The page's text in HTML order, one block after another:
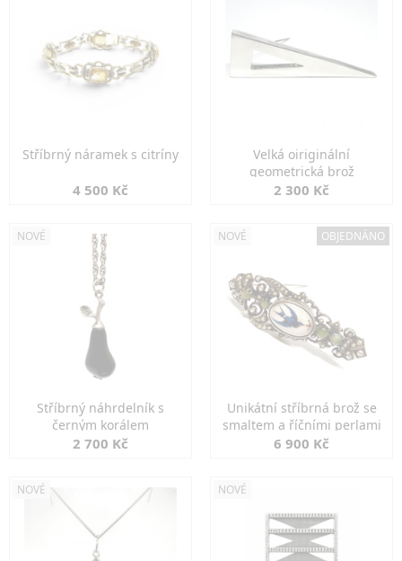
Stříbrný náramek s citríny
4 500 Kč
Velká oiriginální
geometrická brož
2 300 Kč
NOVÉ
Stříbrný náhrdelník s
černým korálem
2 700 Kč
NOVÉ OBJEDNÁNO
Unikátní stříbrná brož se
smaltem a říčními perlami
6 900 Kč
NOVÉ NOVÉ